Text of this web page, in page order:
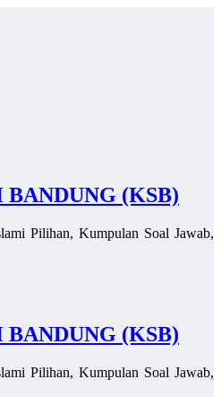
(KSB)
Pilihan, Kumpulan Soal Jawab,
(KSB)
Pilihan, Kumpulan Soal Jawab,